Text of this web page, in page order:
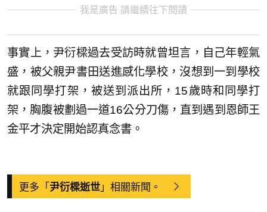
我是廣告 請繼續往下閱讀
事實上，尹衍樑過去受訪時就曾坦言，自己年輕氣
盛，被父親尹書田送進感化學校，沒想到一到學校
就跟同學打架，被送到派出所，15歲時和同學打
架，胸腹被劃過一道16公分刀傷，直到遇到恩師王
金平才決定開始認真念書。
更多「尹衍樑逝世」相關新聞。